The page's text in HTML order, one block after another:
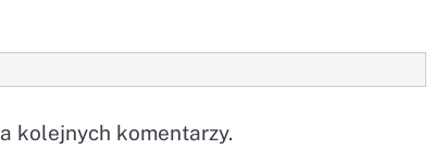
kolejnych komentarzy.